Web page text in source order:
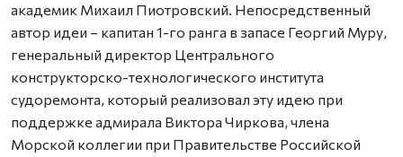
академик Михаил Пиотровский. Непосредственный
автор идеи – капитан 1-го ранга в запасе Георгий Муру,
генеральный директор Центрального
конструкторско-технологического института
судоремонта, который реализовал эту идею при
поддержке адмирала Виктора Чиркова, члена
Морской коллегии при Правительстве Российской